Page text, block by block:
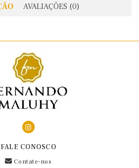
AVALIAÇÕES (0)
FALE CONOSCO
Contate-nos